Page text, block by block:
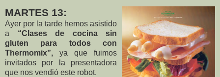
MARTES 13:
Ayer por la tarde hemos asistido
a “Clases de cocina sin
gluten para todos con
Thermomix”, ya que fuimos
invitados por la presentadora
que nos vendió este robot.